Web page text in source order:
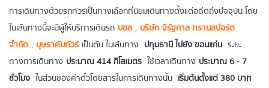
การเดินทางด้วยรถทัวร์เป็นทางเลือกที่นิยมเดินทางตั้งแต่อดีตถึงปัจจุบัน โดย
ในเส้นทางนี้จะมีผู้ให้บริการเดินรถ บขส , บริษัท จิรัฐกาล ทรานสปอร์ต
จำกัด , บุษราคัมทัวร์ เป็นต้น ในเส้นทาง ปทุมธานี ไปยัง ขอนแก่น ระยะ
ทางการเดินทาง ประมาณ 414 กิโลเมตร ใช้เวลาเดินทาง ประมาณ 6 - 7
ชั่วโมง ในส่วนของค่าตั๋วโดยสารในการเดินทางนั้น เริ่มต้นตั้งแต่ 380 บาท